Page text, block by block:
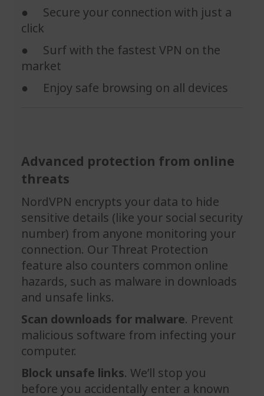
● Secure your connection with just a
click
● Surf with the fastest VPN on the
market
● Enjoy safe browsing on all devices
Advanced protection from online
threats
NordVPN encrypts your data to hide
sensitive details (like your social security
number) from anyone monitoring your
connection. Our Threat Protection
feature also counters common online
hazards, such as malware in downloads
and unsafe links.
Scan downloads for malware. Prevent
malicious software from infecting your
computer.
Block unsafe links. We’ll stop you
before you accidentally enter a known